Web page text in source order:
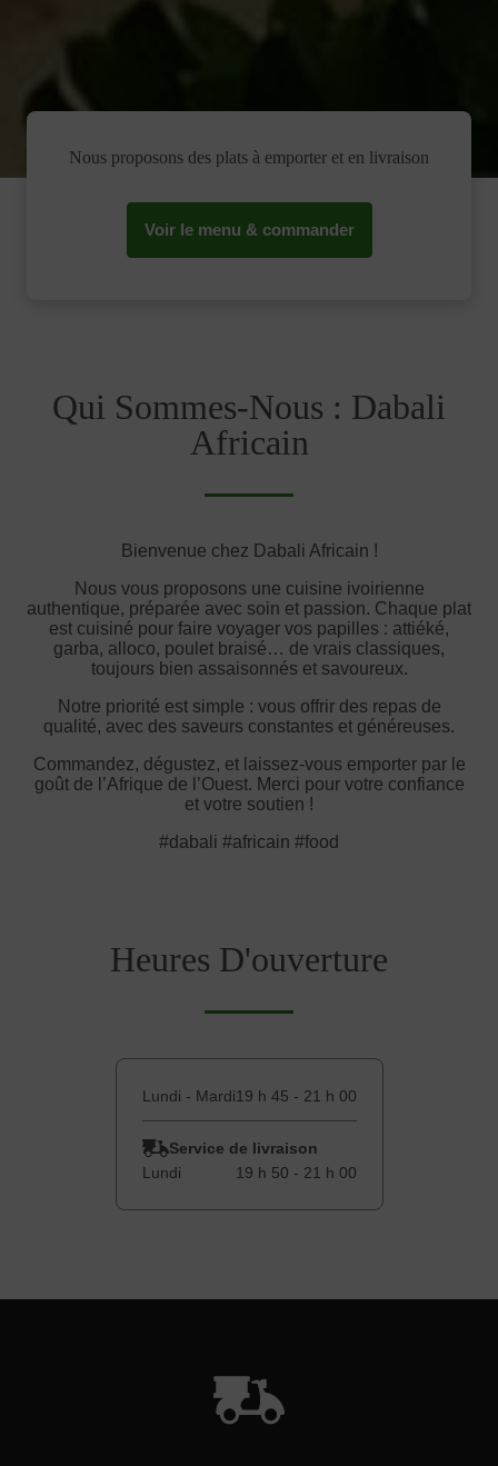
Nous proposons des plats à emporter et en livraison
Voir le menu & commander
Qui Sommes-Nous : Dabali
Africain
Bienvenue chez Dabali Africain !
Nous vous proposons une cuisine ivoirienne
authentique, préparée avec soin et passion. Chaque plat
est cuisiné pour faire voyager vos papilles : attiéké,
garba, alloco, poulet braisé… de vrais classiques,
toujours bien assaisonnés et savoureux.
Notre priorité est simple : vous offrir des repas de
qualité, avec des saveurs constantes et généreuses.
Commandez, dégustez, et laissez-vous emporter par le
goût de l’Afrique de l’Ouest. Merci pour votre confiance
et votre soutien !
#dabali #africain #food
Heures D'ouverture
Lundi - Mardi19 h 45 - 21 h 00
Service de livraison
Lundi
19 h 50 - 21 h 00